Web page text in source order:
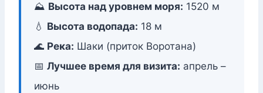
⛰️ Высота над уровнем моря: 1520 м
💧 Высота водопада: 18 м
🌊 Река: Шаки (приток Воротана)
📅 Лучшее время для визита: апрель –
июнь